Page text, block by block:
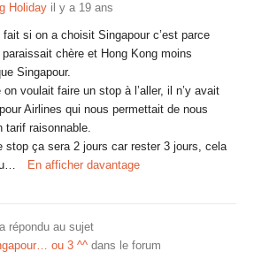
Holiday il y a 19 ans
fait si on a choisit Singapour c’est parce
paraissait chère et Hong Kong moins
Singapour.
on voulait faire un stop à l’aller, il n’y avait
Airlines qui nous permettait de nous
tarif raisonnable.
stop ça sera 2 jours car rester 3 jours, cela
En afficher davantage
a répondu au sujet
ou 3 ^^ dans le forum